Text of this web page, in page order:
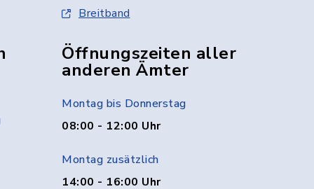
Breitband
Öffnungszeiten aller
anderen Ämter
Montag bis Donnerstag
08:00 - 12:00 Uhr
Montag zusätzlich
14:00 - 16:00 Uhr